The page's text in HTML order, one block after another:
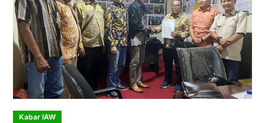
Kabar IAW